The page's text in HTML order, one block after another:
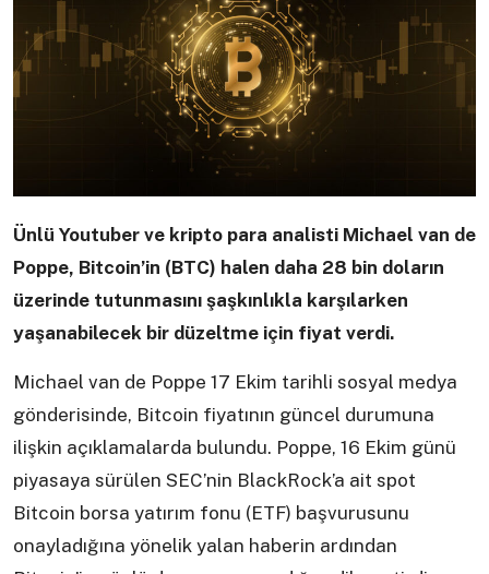
Ünlü Youtuber ve kripto para analisti Michael van de
Poppe, Bitcoin’in (BTC) halen daha 28 bin doların
üzerinde tutunmasını şaşkınlıkla karşılarken
yaşanabilecek bir düzeltme için fiyat verdi.
Michael van de Poppe 17 Ekim tarihli sosyal medya
gönderisinde, Bitcoin fiyatının güncel durumuna
ilişkin açıklamalarda bulundu. Poppe, 16 Ekim günü
piyasaya sürülen SEC’nin BlackRock’a ait spot
Bitcoin borsa yatırım fonu (ETF) başvurusunu
onayladığına yönelik yalan haberin ardından